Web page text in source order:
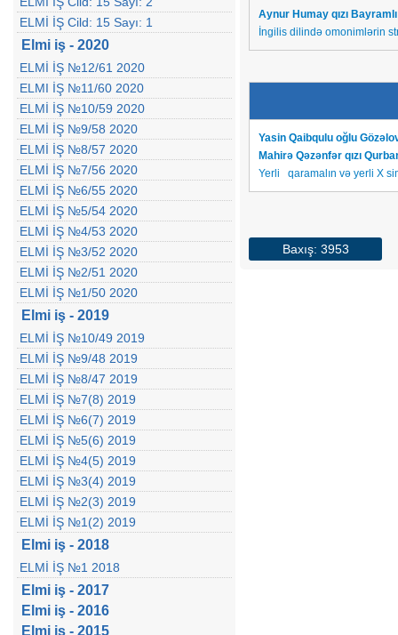
ELMİ İŞ Cild: 15 Sayı: 1
Elmi iş - 2020
ELMİ İŞ №12/61 2020
ELMI İŞ №11/60 2020
ELMİ İŞ №10/59 2020
ELMİ İŞ №9/58 2020
ELMİ İŞ №8/57 2020
ELMİ İŞ №7/56 2020
ELMİ İŞ №6/55 2020
ELMİ İŞ №5/54 2020
ELMİ İŞ №4/53 2020
ELMİ İŞ №3/52 2020
ELMİ İŞ №2/51 2020
ELMİ İŞ №1/50 2020
Elmi iş - 2019
ELMİ İŞ №10/49 2019
ELMİ İŞ №9/48 2019
ELMİ İŞ №8/47 2019
ELMİ İŞ №7(8) 2019
ELMİ İŞ №6(7) 2019
ELMİ İŞ №5(6) 2019
ELMİ İŞ №4(5) 2019
ELMİ İŞ №3(4) 2019
ELMİ İŞ №2(3) 2019
ELMİ İŞ №1(2) 2019
Elmi iş - 2018
ELMİ İŞ №1 2018
Elmi iş - 2017
Elmi iş - 2016
Elmi iş - 2015
Aynur Humay qızı Bayramlı
İngilis dilində omonimlərin
Yasin Qaibqulu oğlu
Mahirə Qəzənfər qızı
Yerli qaramalın və yerli X
Baxış: 3953